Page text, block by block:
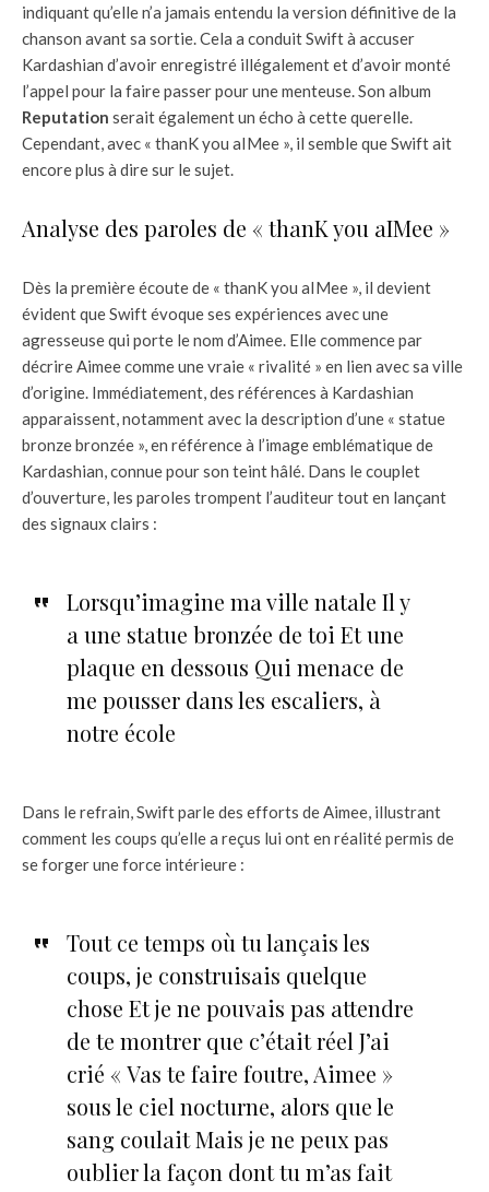
indiquant qu’elle n’a jamais entendu la version définitive de la
chanson avant sa sortie. Cela a conduit Swift à accuser
Kardashian d’avoir enregistré illégalement et d’avoir monté
l’appel pour la faire passer pour une menteuse. Son album
Reputation serait également un écho à cette querelle.
Cependant, avec « thanK you aIMee », il semble que Swift ait
encore plus à dire sur le sujet.
Analyse des paroles de « thanK you aIMee »
Dès la première écoute de « thanK you aIMee », il devient
évident que Swift évoque ses expériences avec une
agresseuse qui porte le nom d’Aimee. Elle commence par
décrire Aimee comme une vraie « rivalité » en lien avec sa ville
d’origine. Immédiatement, des références à Kardashian
apparaissent, notamment avec la description d’une « statue
bronze bronzée », en référence à l’image emblématique de
Kardashian, connue pour son teint hâlé. Dans le couplet
d’ouverture, les paroles trompent l’auditeur tout en lançant
des signaux clairs :
Lorsqu’imagine ma ville natale Il y
a une statue bronzée de toi Et une
plaque en dessous Qui menace de
me pousser dans les escaliers, à
notre école
Dans le refrain, Swift parle des efforts de Aimee, illustrant
comment les coups qu’elle a reçus lui ont en réalité permis de
se forger une force intérieure :
Tout ce temps où tu lançais les
coups, je construisais quelque
chose Et je ne pouvais pas attendre
de te montrer que c’était réel J’ai
crié « Vas te faire foutre, Aimee »
sous le ciel nocturne, alors que le
sang coulait Mais je ne peux pas
oublier la façon dont tu m’as fait